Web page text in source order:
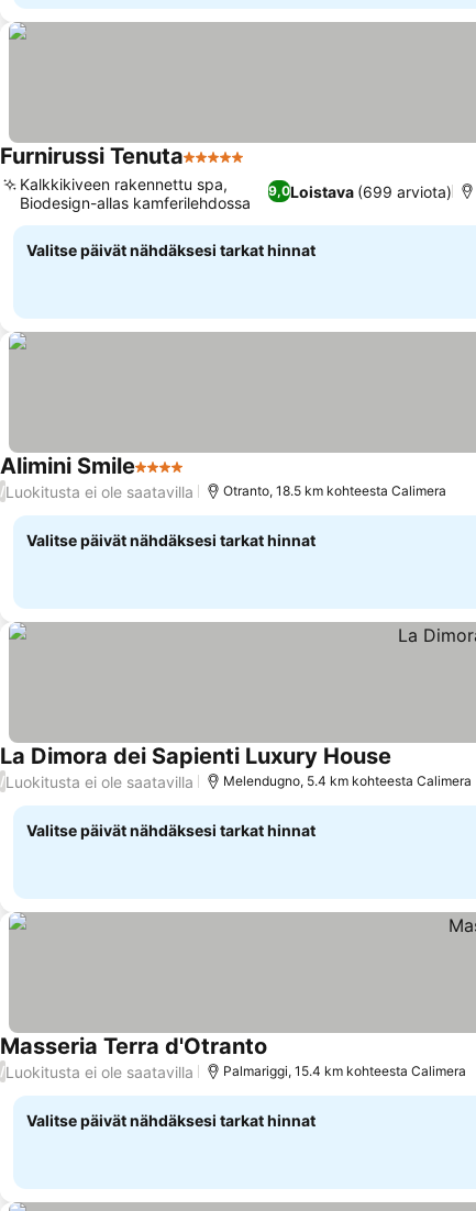
Furnirussi Tenuta5 Tähtiluokitus
9,0Loistava (699 arviota)
Kalkkikiveen rakennettu spa,
Biodesign-allas kamferilehdossa
Valitse päivät nähdäksesi tarkat hinnat
Alimini Smile4 Tähtiluokitus
/Luokitusta ei ole saatavilla Otranto, 18.5 km kohteesta Calimera
Valitse päivät nähdäksesi tarkat hinnat
La Dimora dei Sapienti Luxury House
/Luokitusta ei ole saatavilla Melendugno, 5.4 km kohteesta Calimera
Valitse päivät nähdäksesi tarkat hinnat
Masseria Terra d'Otranto
/Luokitusta ei ole saatavilla Palmariggi, 15.4 km kohteesta Calimera
Valitse päivät nähdäksesi tarkat hinnat